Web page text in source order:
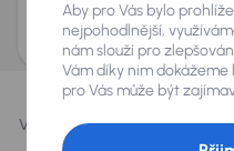
AURES Holdings a.s., se sídlem
uchovávat a zpracovávat vaše osobní
zpracováníosobních údajů.
Vybrali
Vybíráme pro vás tynejlepší
Aby pro Vás bylo
nejpohodlnější,
nám slouží pro
Vám díky nim
pro Vás může být